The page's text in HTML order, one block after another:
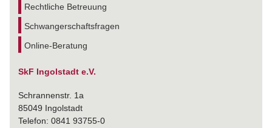
Rechtliche Betreuung
Schwangerschaftsfragen
Online-Beratung
SkF Ingolstadt e.V.
Schrannenstr. 1a
85049 Ingolstadt
Telefon: 0841 93755-0